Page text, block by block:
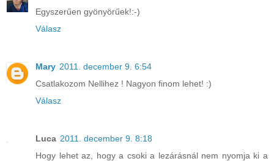
Egyszerűen gyönyörűek!:-)
Válasz
Mary 2011. december 9. 6:54
Csatlakozom Nellihez ! Nagyon finom lehet! :)
Válasz
Luca 2011. december 9. 8:18
Hogy lehet az, hogy a csoki a lezárásnál nem nyomja ki a